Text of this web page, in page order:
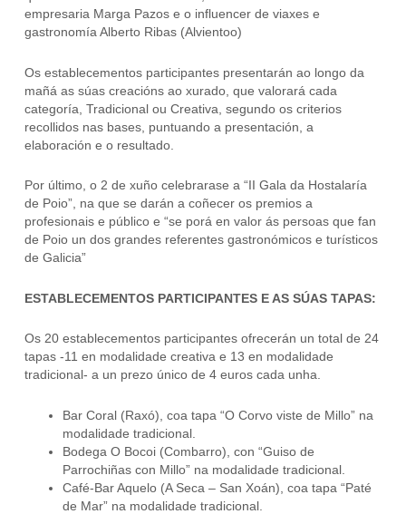
empresaria Marga Pazos e o influencer de viaxes e
gastronomía Alberto Ribas (Alvientoo)
Os establecementos participantes presentarán ao longo da
mañá as súas creacións ao xurado, que valorará cada
categoría, Tradicional ou Creativa, segundo os criterios
recollidos nas bases, puntuando a presentación, a
elaboración e o resultado.
Por último, o 2 de xuño celebrarase a “II Gala da Hostalaría
de Poio”, na que se darán a coñecer os premios a
profesionais e público e “se porá en valor ás persoas que fan
de Poio un dos grandes referentes gastronómicos e turísticos
de Galicia”
ESTABLECEMENTOS PARTICIPANTES E AS SÚAS TAPAS:
Os 20 establecementos participantes ofrecerán un total de 24
tapas -11 en modalidade creativa e 13 en modalidade
tradicional- a un prezo único de 4 euros cada unha.
Bar Coral (Raxó), coa tapa “O Corvo viste de Millo” na
modalidade tradicional.
Bodega O Bocoi (Combarro), con “Guiso de
Parrochiñas con Millo” na modalidade tradicional.
Café-Bar Aquelo (A Seca – San Xoán), coa tapa “Paté
de Mar” na modalidade tradicional.